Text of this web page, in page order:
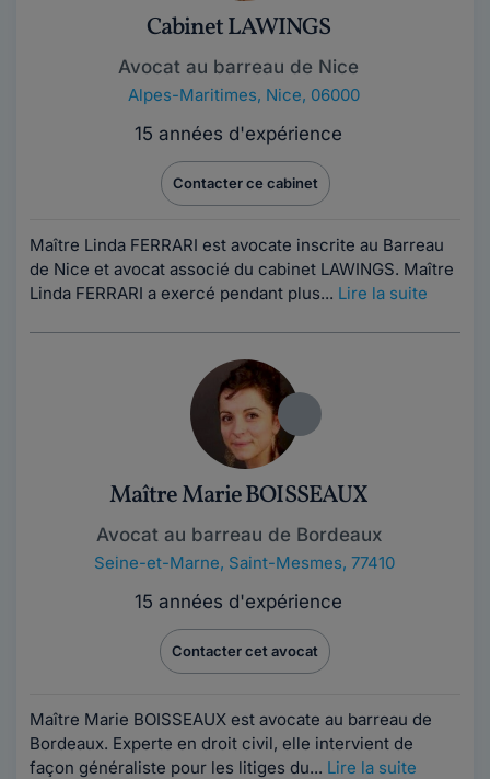
Cabinet LAWINGS
Avocat au barreau de Nice
Alpes-Maritimes, Nice, 06000
15 années d'expérience
Contacter ce cabinet
Maître Linda FERRARI est avocate inscrite au Barreau
de Nice et avocat associé du cabinet LAWINGS. Maître
Linda FERRARI a exercé pendant plus... Lire la suite
Maître Marie BOISSEAUX
Avocat au barreau de Bordeaux
Seine-et-Marne, Saint-Mesmes, 77410
15 années d'expérience
Contacter cet avocat
Maître Marie BOISSEAUX est avocate au barreau de
Bordeaux. Experte en droit civil, elle intervient de
façon généraliste pour les litiges du... Lire la suite